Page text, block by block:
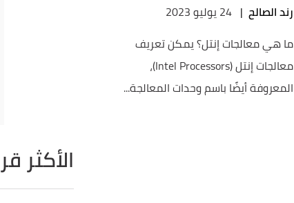
رند الصالح | 24 يوليو 2023
ما هي معالجات إنتل؟ يمكن تعريف
معالجات إنتل (Intel Processors)،
المعروفة أيضًا باسم وحدات المعالجة...
الأكثر